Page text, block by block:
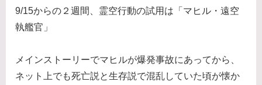
9/15からの２週間、霊空行動の試用は「マヒル・遠空
執艦官」
メインストーリーでマヒルが爆発事故にあってから、
ネット上でも死亡説と生存説で混乱していた頃が懐か